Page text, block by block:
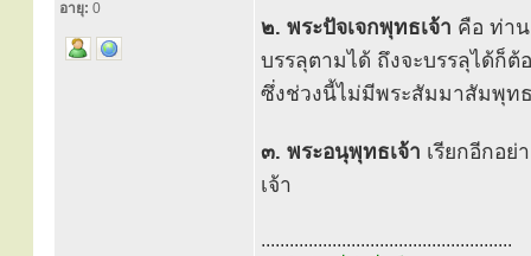
อายุ: 0
๒. พระปัจเจกพุทธเจ้า คือ ท่า
บรรลุตามได้ ถึงจะบรรลุได้ก็
ซึ่งช่วงนี้ไม่มีพระสัมมาสัมพุท
๓. พระอนุพุทธเจ้า เรียกอีกอ
เจ้า
.....................................................